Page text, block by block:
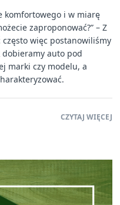
komfortowego i w miarę
zaproponować?” – Z
więc postanowiliśmy
dobieramy auto pod
marki czy modelu, a
CZYTAJ WIĘCEJ